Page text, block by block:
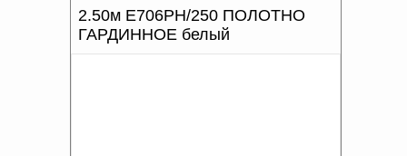
2.50м Е706РН/250 ПОЛОТНО
ГАРДИННОЕ белый